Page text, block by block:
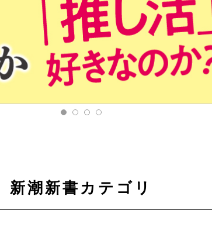
新潮新書カテゴリ